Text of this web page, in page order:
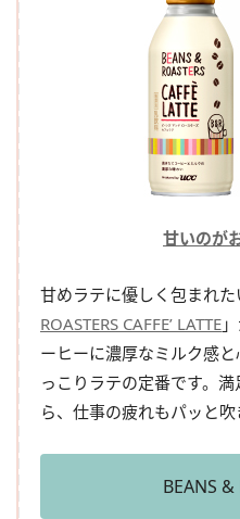
甘いのが
甘めラテに優しく包まれ
ROASTERS CAFFE’ LATTE
ーヒーに濃厚なミルク感
っこりラテの定番です。
ら、仕事の疲れもパッと吹
BEANS &